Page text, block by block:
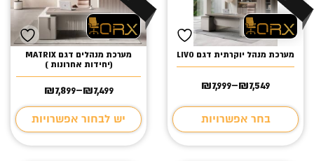
מערכת מנהל יוקרתית דגם LIVO
₪7,549
–
₪7,999
טווח
⁦₪7,549⁩
עד
בחר אפשרויות
מערכת מנהלים דגם MATRIX
(יחידות אחרונות )
₪7,499
–
₪7,899
טווח
מחירים:
⁦₪7,499⁩
עד
יש לבחור אפשרויות